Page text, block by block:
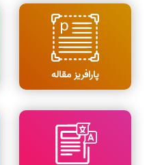
پارافریز مقاله